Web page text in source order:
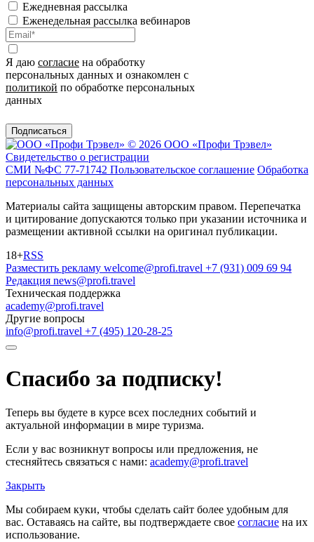
Ежедневная рассылка
Еженедельная рассылка вебинаров
Я даю согласие на обработку
персональных данных и ознакомлен с
политикой по обработке персональных
данных
Подписаться
© 2026 ООО «Профи Трэвeл»
Свидетельство о регистрации
СМИ №ФС 77-71742 Пользовательское соглашение Обработка
персональных данных
Материалы сайта защищены авторским правом. Перепечатка
и цитирование допускаются только при указании источника и
размещении активной ссылки на оригинал публикации.
18+RSS
Разместить рекламу welcome@profi.travel +7 (931) 009 69 94
Редакция news@profi.travel
Техническая поддержка
academy@profi.travel
Другие вопросы
info@profi.travel +7 (495) 120-28-25
Спасибо за подписку!
Теперь вы будете в курсе всех последних событий и
актуальной информации в мире туризма.
Если у вас возникнут вопросы или предложения, не
стесняйтесь связаться с нами: academy@profi.travel
Закрыть
Мы собираем куки, чтобы сделать сайт более удобным для
вас. Оставаясь на сайте, вы подтверждаете свое согласие на их
использование.